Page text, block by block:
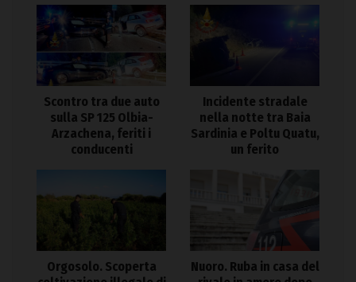
Scontro tra due auto
sulla SP 125 Olbia-
Arzachena, feriti i
conducenti
Incidente stradale
nella notte tra Baia
Sardinia e Poltu Quatu,
un ferito
Orgosolo. Scoperta
Nuoro. Ruba in casa del